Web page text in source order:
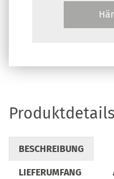
Produktdetails
BESCHREIBUNG
LIEFERUMFANG